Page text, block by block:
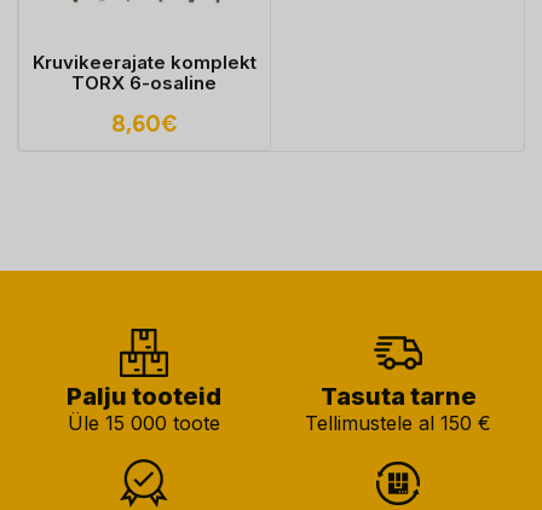
Kruvikeerajate komplekt
TORX 6-osaline
8,60€
Palju tooteid
Üle 15 000 toote
Tasuta tarne
Tellimustele al 150 €